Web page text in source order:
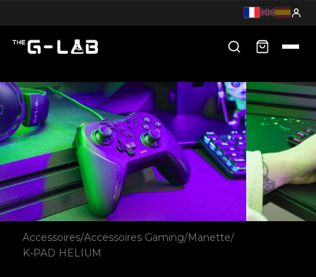
Accessoires/Accessoires Gaming/Manette/
K-PAD HELIUM